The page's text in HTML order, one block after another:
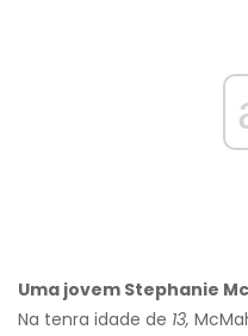
Uma jovem Stephanie
Na tenra idade de 13,